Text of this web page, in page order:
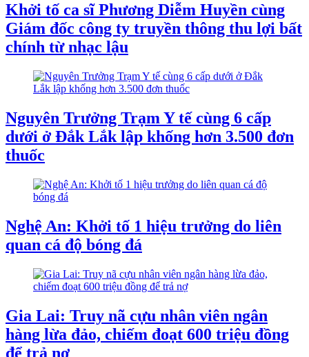
Khởi tố ca sĩ Phương Diễm Huyền cùng
Giám đốc công ty truyền thông thu lợi bất
chính từ nhạc lậu
Nguyên Trưởng Trạm Y tế cùng 6 cấp
dưới ở Đắk Lắk lập khống hơn 3.500 đơn
thuốc
Nghệ An: Khởi tố 1 hiệu trưởng do liên
quan cá độ bóng đá
Gia Lai: Truy nã cựu nhân viên ngân
hàng lừa đảo, chiếm đoạt 600 triệu đồng
để trả nợ